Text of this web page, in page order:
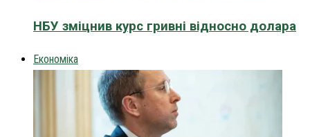
НБУ зміцнив курс гривні відносно долара
Економіка